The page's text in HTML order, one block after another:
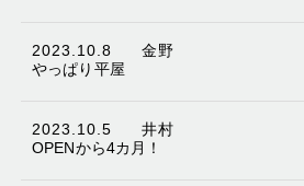
2023.10.8
金野
やっぱり平屋
2023.10.5
井村
OPENから4カ月！